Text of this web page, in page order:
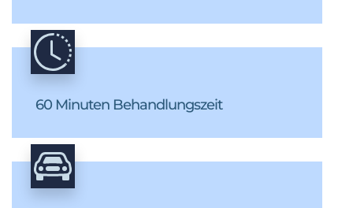
60 Minuten Behandlungszeit